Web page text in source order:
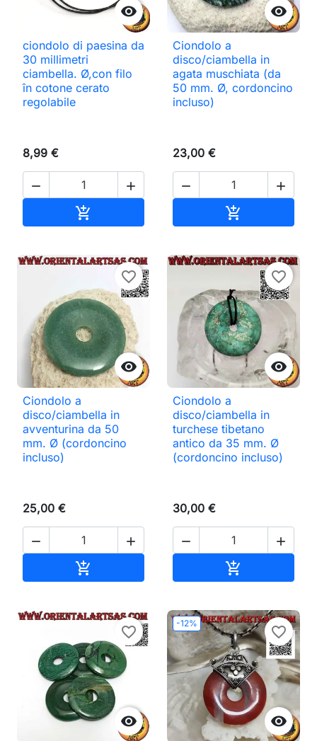

ciondolo di paesina da
30 millimetri
ciambella. Ø,con filo
în cotone cerato
regolabile
8,99 €
 


Ciondolo a
disco/ciambella in
agata muschiata (da
50 mm. Ø, cordoncino
incluso)
23,00 €
 


favorite_border
Ciondolo a
disco/ciambella in
avventurina da 50
mm. Ø (cordoncino
incluso)
25,00 €
 


favorite_border
Ciondolo a
disco/ciambella in
turchese tibetano
antico da 35 mm. Ø
(cordoncino incluso)
30,00 €
 


favorite_border
-12%

favorite_border